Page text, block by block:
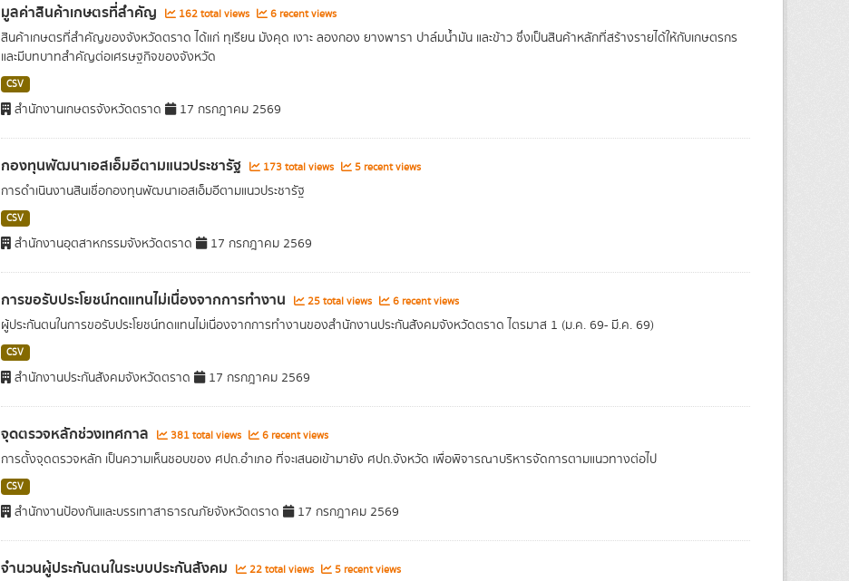
มูลค่าสินค้าเกษตรที่สำคัญ 162 total views 6 recent views
สินค้าเกษตรที่สำคัญของจังหวัดตราด ได้แก่ ทุเรียน มังคุด เงาะ ลองกอง ยางพารา ปาล์มน้ำมัน และข้าว ซึ่งเป็นสินค้าหลักที่สร้างรายได้ให้กับเกษตรกร
และมีบทบาทสำคัญต่อเศรษฐกิจของจังหวัด
CSV
สำนักงานเกษตรจังหวัดตราด 17 กรกฎาคม 2569
กองทุนพัฒนาเอสเอ็มอีตามแนวประชารัฐ 173 total views 5 recent views
การดำเนินงานสินเชื่อกองทุนพัฒนาเอสเอ็มอีตามแนวประชารัฐ
CSV
สำนักงานอุตสาหกรรมจังหวัดตราด 17 กรกฎาคม 2569
การขอรับประโยชน์ทดแทนไม่เนื่องจากการทำงาน 25 total views 6 recent views
ผู้ประกันตนในการขอรับประโยชน์ทดแทนไม่เนื่องจากการทำงานของสำนักงานประกันสังคมจังหวัดตราด ไตรมาส 1 (ม.ค. 69- มี.ค. 69)
CSV
สำนักงานประกันสังคมจังหวัดตราด 17 กรกฎาคม 2569
จุดตรวจหลักช่วงเทศกาล 381 total views 6 recent views
การตั้งจุดตรวจหลัก เป็นความเห็นชอบของ ศปถ.อำเภอ ที่จะเสนอเข้ามายัง ศปถ.จังหวัด เพื่อพิจารณาบริหารจัดการตามแนวทางต่อไป
CSV
สำนักงานป้องกันและบรรเทาสาธารณภัยจังหวัดตราด 17 กรกฎาคม 2569
จำนวนผู้ประกันตนในระบบประกันสังคม 22 total views 5 recent views